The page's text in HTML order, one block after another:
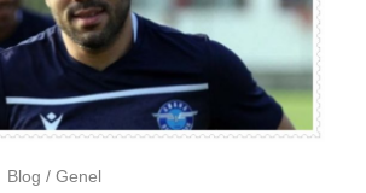
Blog / Genel